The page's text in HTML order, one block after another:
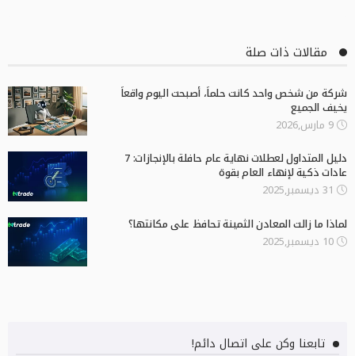
مقالات ذات صلة
شركة من شخص واحد كانت حلماً، أصبحت اليوم واقعاً
يخيف الجميع
9 مارس,2026
دليل المتداول لعطلات نهاية عام حافلة بالإنجازات: 7
عادات ذكية لإنهاء العام بقوة
31 ديسمبر,2025
لماذا ما زالت المعادن الثمينة تحافظ على مكانتها؟
10 ديسمبر,2025
تابعنا وكن على اتصال دائم!